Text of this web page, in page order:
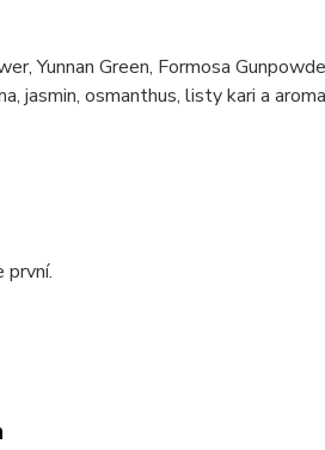
Yunnan Green, Formosa
jasmin, osmanthus, listy kari a
první.